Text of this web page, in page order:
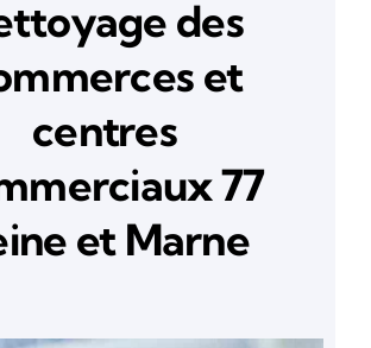
des
et
centres
77
et Marne